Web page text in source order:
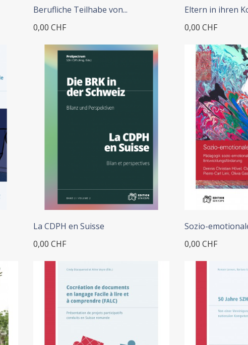
Berufliche Teilhabe von...
0,00 CHF
Eltern in ihren
0,00 CHF
La CDPH en Suisse
0,00 CHF
Sozio-
0,00 CHF